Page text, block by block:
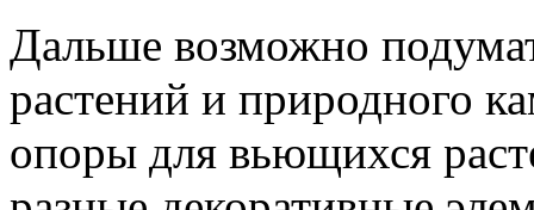
Дальше возможно
растений и природного
опоры для вьющихся